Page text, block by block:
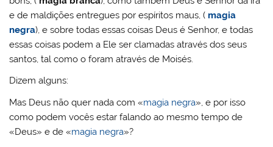
e de maldições entregues por espíritos maus, ( magia
negra), e sobre todas essas coisas Deus é Senhor, e todas
essas coisas podem a Ele ser clamadas através dos seus
santos, tal como o foram através de Moisés.
Dizem alguns:
Mas Deus não quer nada com «magia negra», e por isso
como podem vocês estar falando ao mesmo tempo de
«Deus» e de «magia negra»?